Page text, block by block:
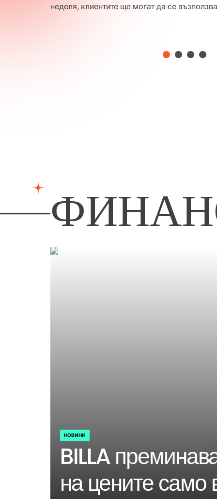
яркост и интелигентна визуализация на
POSTED
IN
НОВИНИ
BILLA
на цените само